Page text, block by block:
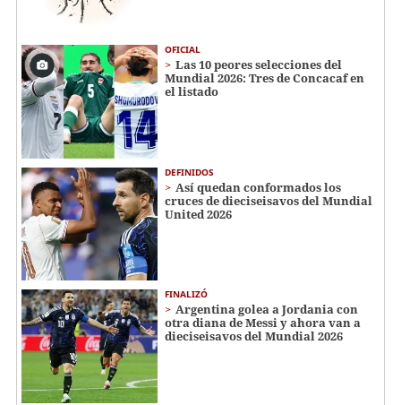
OFICIAL
Las 10 peores selecciones del
Mundial 2026: Tres de Concacaf en
el listado
DEFINIDOS
Así quedan conformados los
cruces de dieciseisavos del Mundial
United 2026
FINALIZÓ
Argentina golea a Jordania con
otra diana de Messi y ahora van a
dieciseisavos del Mundial 2026